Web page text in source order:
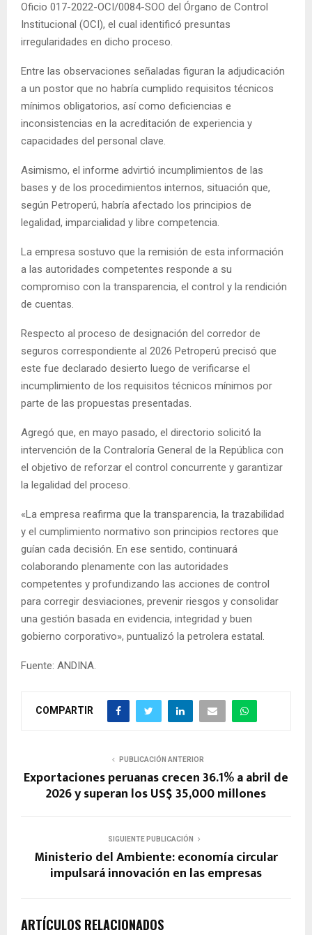
Oficio 017-2022-OCI/0084-SOO del Órgano de Control
Institucional (OCI), el cual identificó presuntas
irregularidades en dicho proceso.
Entre las observaciones señaladas figuran la adjudicación
a un postor que no habría cumplido requisitos técnicos
mínimos obligatorios, así como deficiencias e
inconsistencias en la acreditación de experiencia y
capacidades del personal clave.
Asimismo, el informe advirtió incumplimientos de las
bases y de los procedimientos internos, situación que,
según Petroperú, habría afectado los principios de
legalidad, imparcialidad y libre competencia.
La empresa sostuvo que la remisión de esta información
a las autoridades competentes responde a su
compromiso con la transparencia, el control y la rendición
de cuentas.
Respecto al proceso de designación del corredor de
seguros correspondiente al 2026 Petroperú precisó que
este fue declarado desierto luego de verificarse el
incumplimiento de los requisitos técnicos mínimos por
parte de las propuestas presentadas.
Agregó que, en mayo pasado, el directorio solicitó la
intervención de la Contraloría General de la República con
el objetivo de reforzar el control concurrente y garantizar
la legalidad del proceso.
«La empresa reafirma que la transparencia, la trazabilidad
y el cumplimiento normativo son principios rectores que
guían cada decisión. En ese sentido, continuará
colaborando plenamente con las autoridades
competentes y profundizando las acciones de control
para corregir desviaciones, prevenir riesgos y consolidar
una gestión basada en evidencia, integridad y buen
gobierno corporativo», puntualizó la petrolera estatal.
Fuente: ANDINA.
COMPARTIR
PUBLICACIÓN ANTERIOR
Exportaciones peruanas crecen 36.1% a abril de
2026 y superan los US$ 35,000 millones
SIGUIENTE PUBLICACIÓN
Ministerio del Ambiente: economía circular
impulsará innovación en las empresas
ARTÍCULOS RELACIONADOS